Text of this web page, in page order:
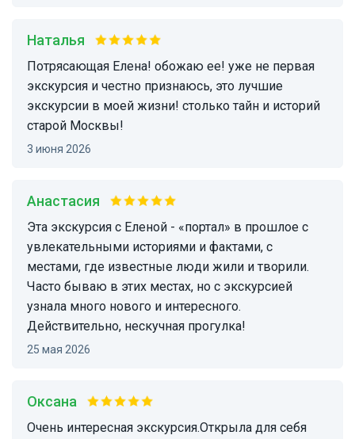
Наталья
потрясающая Елена! обожаю ее! уже не первая
экскурсия и честно признаюсь, это лучшие
экскурсии в моей жизни! столько тайн и историй
старой Москвы!
3 июня 2026
Анастасия
Эта экскурсия с Еленой - «портал» в прошлое с
увлекательными историями и фактами, с
местами, где известные люди жили и творили.
Часто бываю в этих местах, но с экскурсией
узнала много нового и интересного.
Действительно, нескучная прогулка!
25 мая 2026
Оксана
Очень интересная экскурсия.Открыла для себя